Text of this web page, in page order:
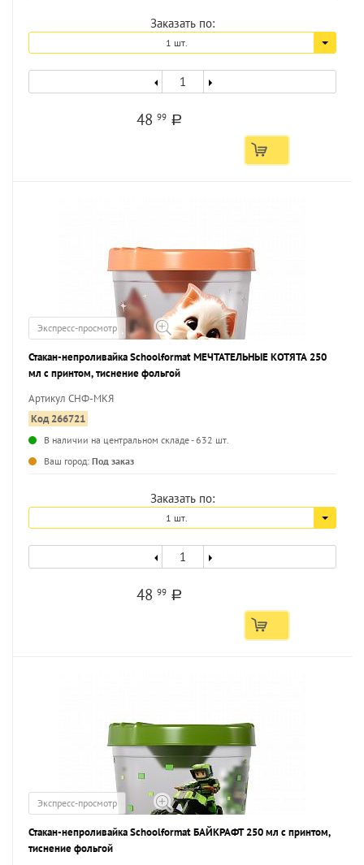
Заказать по:
1 шт.
4899 a
Экспресс-просмотр
Стакан-непроливайка Schoolformat МЕЧТАТЕЛЬНЫЕ КОТЯТА 250
мл с принтом, тиснение фольгой
Артикул СНФ-МКЯ
Код 266721
В наличии на центральном складе - 632 шт.
Ваш город: Под заказ
Заказать по:
1 шт.
4899 a
Экспресс-просмотр
Стакан-непроливайка Schoolformat БАЙКРАФТ 250 мл с принтом,
тиснение фольгой